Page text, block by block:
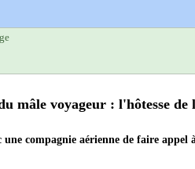
mâle voyageur : l'hôtesse de
compagnie aérienne de faire appel